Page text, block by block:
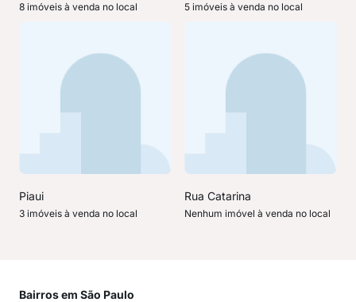
8 imóveis à venda no local 5 imóveis à venda no local
Piaui
3 imóveis à venda no local
Rua Catarina
Nenhum imóvel à venda no local
Bairros em São Paulo